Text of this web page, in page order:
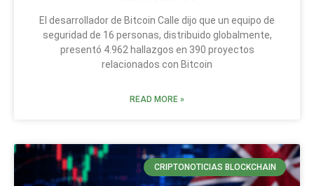
El desarrollador de Bitcoin Calle dijo que un equipo de
seguridad de 16 personas, distribuido globalmente,
presentó 4.962 hallazgos en 390 proyectos
relacionados con Bitcoin
READ MORE »
CRIPTONOTICIAS BLOCKCHAIN